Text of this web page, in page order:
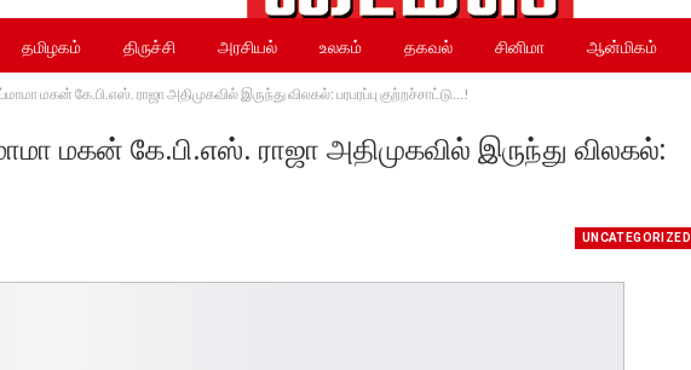
தமிழகம் திருச்சி அரசியல் உலகம் தகவல் சினிமா ஆன்மிகம்
மகன் கே.பி.எஸ். ராஜா அதிமுகவில் இருந்து விலகல்: பரபரப்பு குற்றச்சாட்டு…!
மகன் கே.பி.எஸ். ராஜா அதிமுகவில் இருந்து விலகல்:
UNCATEGORIZED